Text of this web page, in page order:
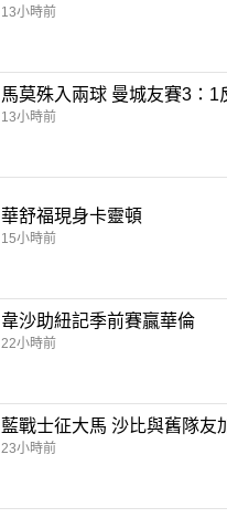
13小時前
馬莫殊入兩球 曼城友賽3：1
13小時前
華舒福現身卡靈頓
15小時前
韋沙助紐記季前賽贏華倫
22小時前
藍戰士征大馬 沙比與舊隊友
23小時前